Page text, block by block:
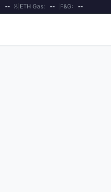
-- %| ETH Gas: -- F&G: --